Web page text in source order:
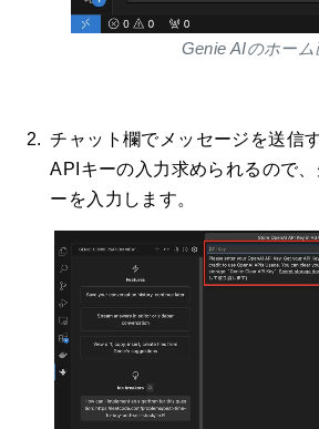
Genie AIのホーム
チャット欄でメッセージを送信
APIキーの入力求められるので
ーを入力します。